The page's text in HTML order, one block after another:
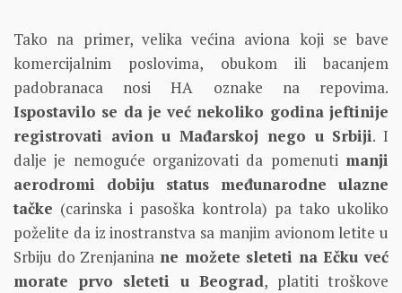
Tako na primer, velika većina aviona koji se bave
komercijalnim poslovima, obukom ili bacanjem
padobranaca nosi HA oznake na repovima.
Ispostavilo se da je već nekoliko godina jeftinije
registrovati avion u Mađarskoj nego u Srbiji. I
dalje je nemoguće organizovati da pomenuti manji
aerodromi dobiju status međunarodne ulazne
tačke (carinska i pasoška kontrola) pa tako ukoliko
poželite da iz inostranstva sa manjim avionom letite u
Srbiju do Zrenjanina ne možete sleteti na Ečku već
morate prvo sleteti u Beograd, platiti troškove